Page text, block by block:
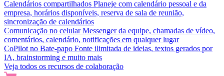
Calendários compartilhados Planeje com calendário pessoal e da
empresa, horários disponíveis, reserva de sala de reunião,
sincronização de calendários
Comunicação no celular Messenger da equipe, chamadas de vídeo,
comentários, calendário, notificações em qualquer lugar
CoPilot no Bate-papo Fonte ilimitada de ideias, textos gerados por
IA, brainstorming e muito mais
Veja todos os recursos de colaboração